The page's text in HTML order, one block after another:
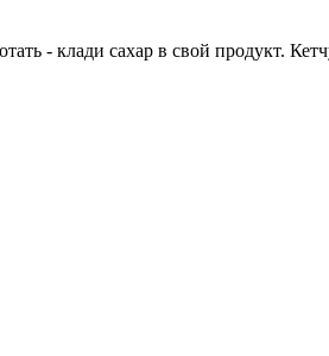
- клади сахар в свой продукт.